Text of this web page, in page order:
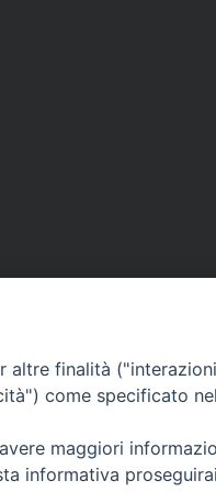
Per segnalazioni
altre finalità
come specificato
maggiori
informativa